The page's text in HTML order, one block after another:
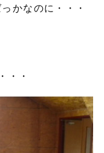
かなのに・・・
・・